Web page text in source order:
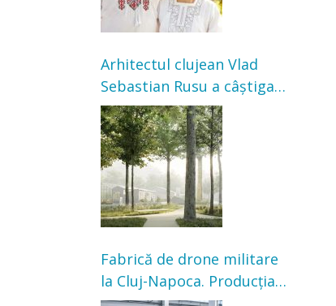
Arhitectul clujean Vlad
Sebastian Rusu a câștigat
concursul pentru
transformarea Grădinii
Casei Universitarilor
Fabrică de drone militare
la Cluj-Napoca. Producția